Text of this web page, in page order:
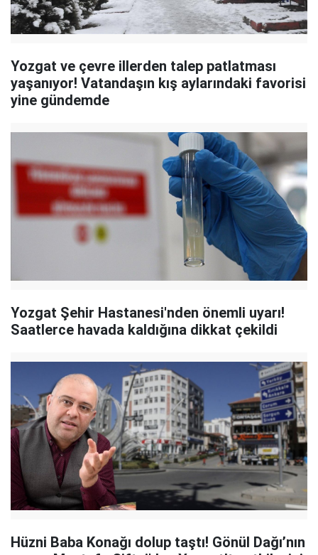
Yozgat ve çevre illerden talep patlatması
yaşanıyor! Vatandaşın kış aylarındaki favorisi
yine gündemde
Yozgat Şehir Hastanesi'nden önemli uyarı!
Saatlerce havada kaldığına dikkat çekildi
Hüzni Baba Konağı dolup taştı! Gönül Dağı’nın